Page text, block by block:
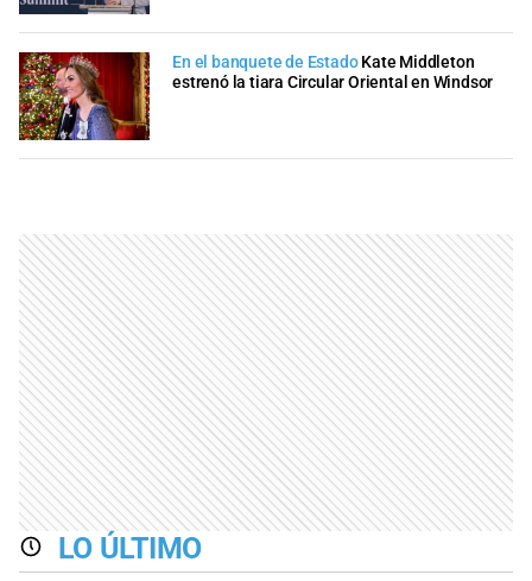
En el banquete de Estado Kate Middleton
estrenó la tiara Circular Oriental en Windsor
LO ÚLTIMO